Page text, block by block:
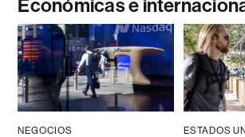
Económicas e
NEGOCIOS ESTADOS